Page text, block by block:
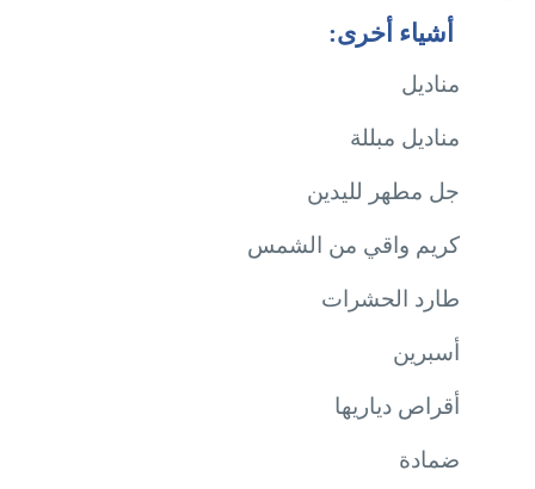
أشياء أخرى:
مناديل
مناديل مبللة
جل مطهر لليدين
كريم واقي من الشمس
طارد الحشرات
أسبرين
أقراص دياريها
ضمادة